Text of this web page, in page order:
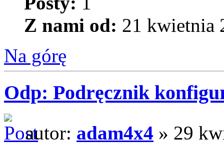
Z nami od: 21 kwietnia
Na górę
Odp: Podręcznik
autor: adam4x4 » 29